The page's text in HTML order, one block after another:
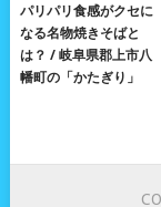
パリパリ食感がクセに
なる名物焼きそばと
は？ / 岐阜県郡上市八
幡町の「かたぎり」